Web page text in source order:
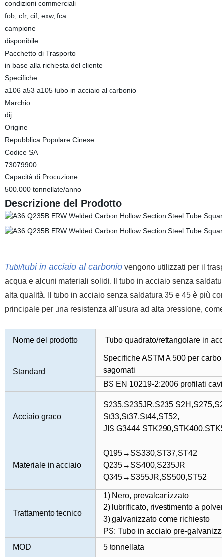
condizioni commerciali
fob, cfr, cif, exw, fca
campione
disponibile
Pacchetto di Trasporto
in base alla richiesta del cliente
Specifiche
a106 a53 a105 tubo in acciaio al carbonio
Marchio
dij
Origine
Repubblica Popolare Cinese
Codice SA
73079900
Capacità di Produzione
500.000 tonnellate/anno
Descrizione del Prodotto
Tubi/tubi in acciaio al carboniovengono utilizzati per il
acqua e alcuni materiali solidi. Il tubo in acciaio senza
alta qualità. Il tubo in acciaio senza saldatura 35 e 45 è più
principale per una resistenza all'usura ad alta pressione,
Nome del prodotto Tubo quadrato/rettangolare in
Standard
Specifiche ASTM A 500 per
sagomati
BS EN 10219-2:2006 profilati
Acciaio grado
S235,S235JR,S235
St33,St37,St44,ST52,
JIS G3444
Materiale in acciaio
Q195→SS330,ST37,ST42
Q235→SS400,S235JR
Q345→S355JR,SS500,ST52
Trattamento tecnico
1) Nero, prevalcanizzato
2) lubrificato, rivestimento a
3) galvanizzato come richiesto
PS: Tubo in acciaio pre-
MOD
5 tonnellata